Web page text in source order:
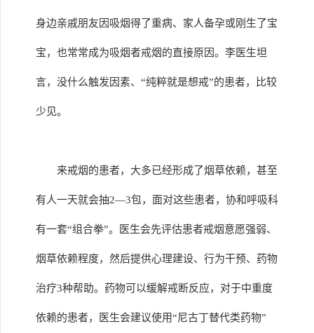
身边亲戚朋友因吸烟得了重病、家人备孕或刚生了宝
宝，也常常成为吸烟者戒烟的直接原因。李医生坦
言，没什么触发因素、“纯粹就是想戒”的患者，比较
少见。
来戒烟的患者，大多已经形成了烟草依赖，甚至
有人一天就会抽2—3包，面对这些患者，协和呼吸科
有一套“组合拳”。医生会先评估患者戒烟意愿强弱、
烟草依赖程度，然后提供心理建设、行为干预、药物
治疗3种帮助。药物可以缓解戒断反应，对于中重度
依赖的患者，医生会建议使用“尼古丁替代类药物”